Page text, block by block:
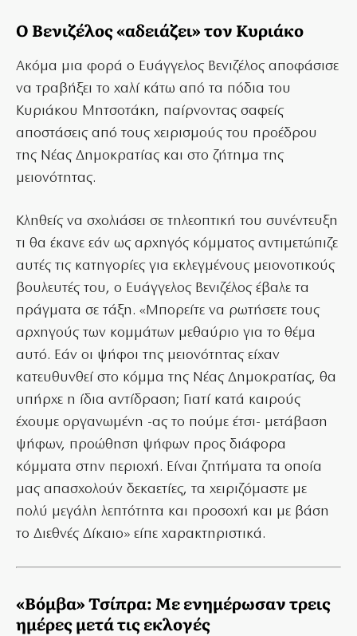
Ο Βενιζέλος «αδειάζει» τον Κυριάκο
Ακόμα μια φορά ο Ευάγγελος Βενιζέλος αποφάσισε
να τραβήξει το χαλί κάτω από τα πόδια του
Κυριάκου Μητσοτάκη, παίρνοντας σαφείς
αποστάσεις από τους χειρισμούς του προέδρου
της Νέας Δημοκρατίας και στο ζήτημα της
μειονότητας.
Κληθείς να σχολιάσει σε τηλεοπτική του συνέντευξη
τι θα έκανε εάν ως αρχηγός κόμματος αντιμετώπιζε
αυτές τις κατηγορίες για εκλεγμένους μειονοτικούς
βουλευτές του, ο Ευάγγελος Βενιζέλος έβαλε τα
πράγματα σε τάξη. «Μπορείτε να ρωτήσετε τους
αρχηγούς των κομμάτων μεθαύριο για το θέμα
αυτό. Εάν οι ψήφοι της μειονότητας είχαν
κατευθυνθεί στο κόμμα της Νέας Δημοκρατίας, θα
υπήρχε η ίδια αντίδραση; Γιατί κατά καιρούς
έχουμε οργανωμένη -ας το πούμε έτσι- μετάβαση
ψήφων, προώθηση ψήφων προς διάφορα
κόμματα στην περιοχή. Είναι ζητήματα τα οποία
μας απασχολούν δεκαετίες, τα χειριζόμαστε με
πολύ μεγάλη λεπτότητα και προσοχή και με βάση
το Διεθνές Δίκαιο» είπε χαρακτηριστικά.
«Βόμβα» Τσίπρα: Με ενημέρωσαν τρεις
ημέρες μετά τις εκλογές